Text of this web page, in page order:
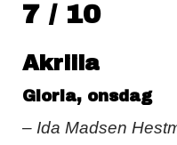
7 / 10
Akriila
Gloria, onsdag
– Ida Madsen